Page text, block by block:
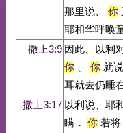
那里说、
你
耶和华呼唤
撒上3:9 因此、以利
你、 你就
耳就去仍睡
撒上3:17 以利说、耶
瞒． 你若